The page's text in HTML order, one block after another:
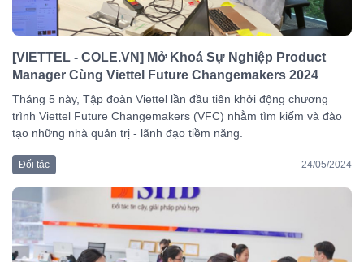
[VIETTEL - COLE.VN] Mở Khoá Sự Nghiệp Product
Manager Cùng Viettel Future Changemakers 2024
Tháng 5 này, Tập đoàn Viettel lần đầu tiên khởi động chương
trình Viettel Future Changemakers (VFC) nhằm tìm kiếm và đào
tạo những nhà quản trị - lãnh đạo tiềm năng.
Đối tác 24/05/2024